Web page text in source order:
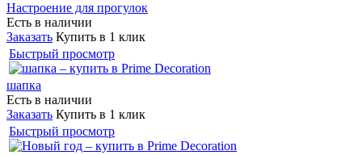
Настроение для прогулок
Есть в наличии
Заказать Купить в 1 клик
Быстрый просмотр
шапка
Есть в наличии
Заказать Купить в 1 клик
Быстрый просмотр